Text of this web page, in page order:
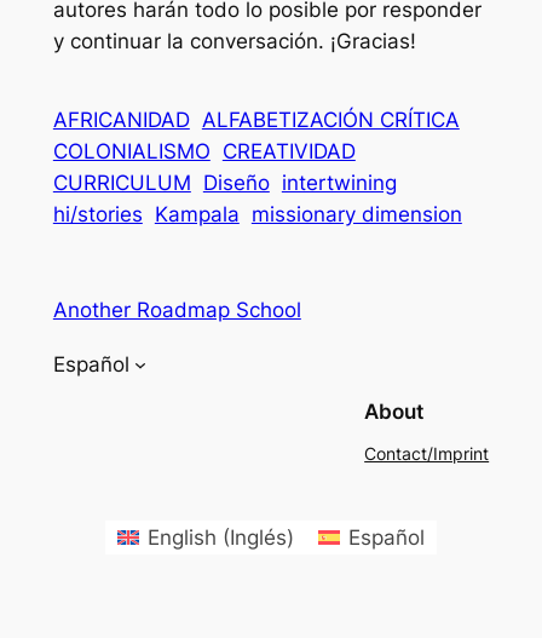
autores harán todo lo posible por responder
y continuar la conversación. ¡Gracias!
AFRICANIDAD ALFABETIZACIÓN CRÍTICA
COLONIALISMO CREATIVIDAD
CURRICULUM Diseño intertwining
hi/stories Kampala missionary dimension
Another Roadmap School
Español
About
Contact/Imprint
English (Inglés) Español